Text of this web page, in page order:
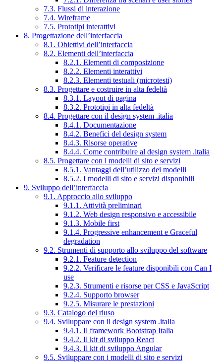
7.3. Flussi di interazione
7.4. Wireframe
7.5. Prototipi interattivi
8. Progettazione dell’interfaccia
8.1. Obiettivi dell’interfaccia
8.2. Elementi dell’interfaccia
8.2.1. Elementi di composizione
8.2.2. Elementi interattivi
8.2.3. Elementi testuali (microtesti)
8.3. Progettare e costruire in alta fedeltà
8.3.1. Layout di pagina
8.3.2. Prototipi in alta fedeltà
8.4. Progettare con il design system .italia
8.4.1. Documentazione
8.4.2. Benefici del design system
8.4.3. Risorse operative
8.4.4. Come contribuire al design system .italia
8.5. Progettare con i modelli di sito e servizi
8.5.1. Vantaggi dell’utilizzo dei modelli
8.5.2. I modelli di sito e servizi disponibili
9. Sviluppo dell’interfaccia
9.1. Approccio allo sviluppo
9.1.1. Attività preliminari
9.1.2. Web design responsivo e accessibile
9.1.3. Mobile first
9.1.4. Progressive enhancement e Graceful
degradation
9.2. Strumenti di supporto allo sviluppo del software
9.2.1. Feature detection
9.2.2. Verificare le feature disponibili con Can I
use
9.2.3. Strumenti e risorse per CSS e JavaScript
9.2.4. Supporto browser
9.2.5. Misurare le prestazioni
9.3. Catalogo del riuso
9.4. Sviluppare con il design system .italia
9.4.1. Il framework Bootstrap Italia
9.4.2. Il kit di sviluppo React
9.4.3. Il kit di sviluppo Angular
9.5. Sviluppare con i modelli di sito e servizi